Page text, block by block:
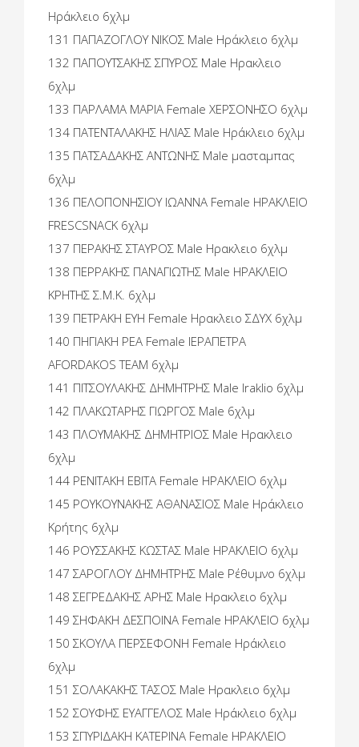
Ηράκλειο 6χλμ
131 ΠΑΠΑΖΟΓΛΟΥ ΝΙΚΟΣ Male Ηράκλειο 6χλμ
132 ΠΑΠΟΥΤΣΑΚΗΣ ΣΠΥΡΟΣ Male Ηρακλειο
6χλμ
133 ΠΑΡΛΑΜΑ ΜΑΡΙΑ Female ΧΕΡΣΟΝΗΣΟ 6χλμ
134 ΠΑΤΕΝΤΑΛΑΚΗΣ ΗΛΙΑΣ Male Ηράκλειο 6χλμ
135 ΠΑΤΣΑΔΑΚΗΣ ΑΝΤΩΝΗΣ Male μασταμπας
6χλμ
136 ΠΕΛΟΠΟΝΗΣΙΟΥ ΙΩΑΝΝΑ Female ΗΡΑΚΛΕΙΟ
FRESCSNACK 6χλμ
137 ΠΕΡΑΚΗΣ ΣΤΑΥΡΟΣ Male Ηρακλειο 6χλμ
138 ΠΕΡΡΑΚΗΣ ΠΑΝΑΓΙΩΤΗΣ Male ΗΡΑΚΛΕΙΟ
ΚΡΗΤΗΣ Σ.Μ.Κ. 6χλμ
139 ΠΕΤΡΑΚΗ ΕΥΗ Female Ηρακλειο ΣΔΥΧ 6χλμ
140 ΠΗΓΙΑΚΗ ΡΕΑ Female ΙΕΡΑΠΕΤΡΑ
AFORDAKOS TEAM 6χλμ
141 ΠΙΤΣΟΥΛΑΚΗΣ ΔΗΜΗΤΡΗΣ Male Iraklio 6χλμ
142 ΠΛΑΚΩΤΑΡΗΣ ΓΙΩΡΓΟΣ Male 6χλμ
143 ΠΛΟΥΜΑΚΗΣ ΔΗΜΗΤΡΙΟΣ Male Ηρακλειο
6χλμ
144 ΡΕΝΙΤΑΚΗ ΕΒΙΤΑ Female ΗΡΑΚΛΕΙΟ 6χλμ
145 ΡΟΥΚΟΥΝΑΚΗΣ ΑΘΑΝΑΣΙΟΣ Male Ηράκλειο
Κρήτης 6χλμ
146 ΡΟΥΣΣΑΚΗΣ ΚΩΣΤΑΣ Male ΗΡΑΚΛΕΙΟ 6χλμ
147 ΣΑΡΟΓΛΟΥ ΔΗΜΗΤΡΗΣ Male Ρέθυμνο 6χλμ
148 ΣΕΓΡΕΔΑΚΗΣ ΑΡΗΣ Male Ηρακλειο 6χλμ
149 ΣΗΦΑΚΗ ΔΕΣΠΟΙΝΑ Female ΗΡΑΚΛΕΙΟ 6χλμ
150 ΣΚΟΥΛΑ ΠΕΡΣΕΦΟΝΗ Female Ηράκλειο
6χλμ
151 ΣΟΛΑΚΑΚΗΣ ΤΑΣΟΣ Male Ηρακλειο 6χλμ
152 ΣΟΥΦΗΣ ΕΥΑΓΓΕΛΟΣ Male Ηράκλειο 6χλμ
153 ΣΠΥΡΙΔΑΚΗ ΚΑΤΕΡΙΝΑ Female ΗΡΑΚΛΕΙΟ